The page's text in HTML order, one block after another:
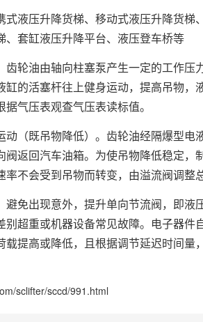
液压升降货梯、移动式液压升降货梯
、套缸液压升降平台、液压登车桥等
轮油由轴向柱塞泵产生一定的工作压
缸的活塞杆往上健身运动，提高吊物
气压表观查气压表读标值。
（既吊物降低）。齿轮油经隔爆型电
阀返回汽车油箱。为使吊物降低稳定
不会受到吊物而转变，由溢流阀调整
免出现意外，提升单向节流阀，即液
别超重或机器设备常见故障。电子器
载提高或降低，且根据调节延迟时间
sclifter/sccd/991.html